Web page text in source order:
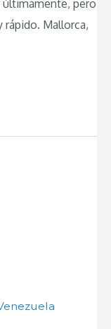
pero
rápido. Mallorca,